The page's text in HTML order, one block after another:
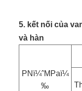
5. kết nối của
và hàn
PNï¼ˆMPaï¼
‰